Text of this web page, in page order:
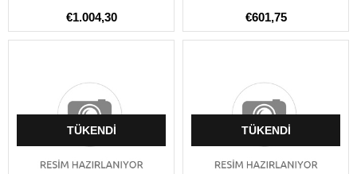
€1.004,30 €601,75
TÜKENDI TÜKENDI